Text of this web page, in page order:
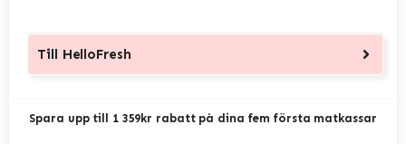
Till HelloFresh
Spara upp till 1 359kr rabatt på dina fem första matkassar